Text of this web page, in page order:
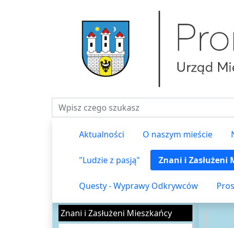
Fraza do wyszukiwania
Aktualności O naszym mieście
"Ludzie z pasją" Znani i Zasłużeni
Questy - Wyprawy Odkrywców
Znani i Zasłużeni Mieszkańcy